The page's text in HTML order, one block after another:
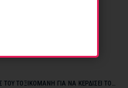
ΓΙΑ ΝΑ ΚΕΡΔΙΣΕΙ ΤΟΝ ΠΑΡΑΔΕΙΣΟ…